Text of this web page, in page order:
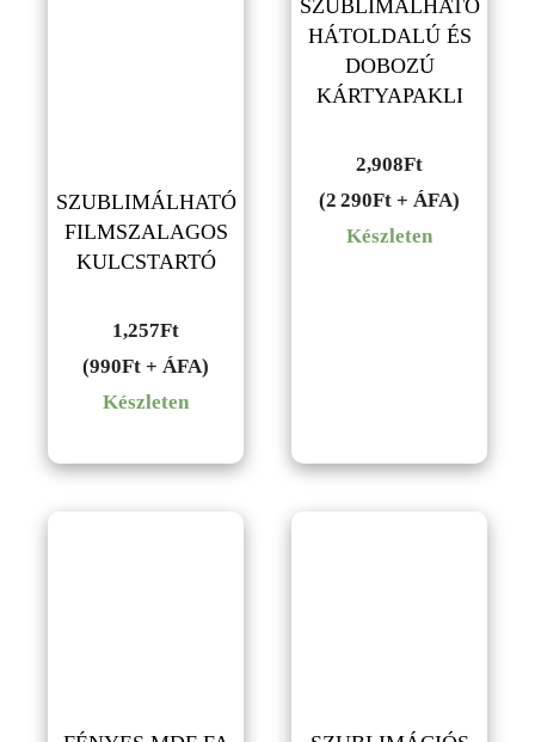
SZUBLIMÁLHATÓ
FILMSZALAGOS
KULCSTARTÓ
1,257Ft
(990Ft + ÁFA)
Készleten
SZUBLIMÁLHATÓ
HÁTOLDALÚ ÉS
DOBOZÚ
KÁRTYAPAKLI
2,908Ft
(2 290Ft + ÁFA)
Készleten